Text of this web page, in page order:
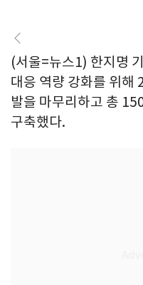
(서울=뉴스1) 한지명
대응 역량 강화를 위해
발을 마무리하고 총
구축했다.